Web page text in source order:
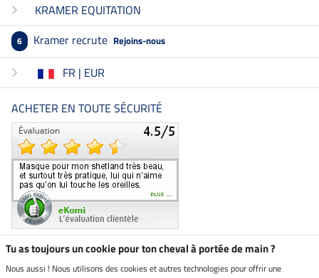
KRAMER EQUITATION
6 Kramer recrute Rejoins-nous
FR | EUR
ACHETER EN TOUTE SÉCURITÉ
Boutique climatiquement
Tu as toujours un cookie pour ton cheval à portée de main ?
Nous aussi ! Nous utilisons des cookies et autres technologies pour offrir une